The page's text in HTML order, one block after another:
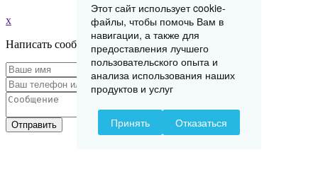
x
Написать сообщение
Отправить
Этот сайт использует cookie-
файлы, чтобы помочь Вам в
навигации, а также для
предоставления лучшего
пользовательского опыта и
анализа использования наших
продуктов и услуг
Принять Отказаться